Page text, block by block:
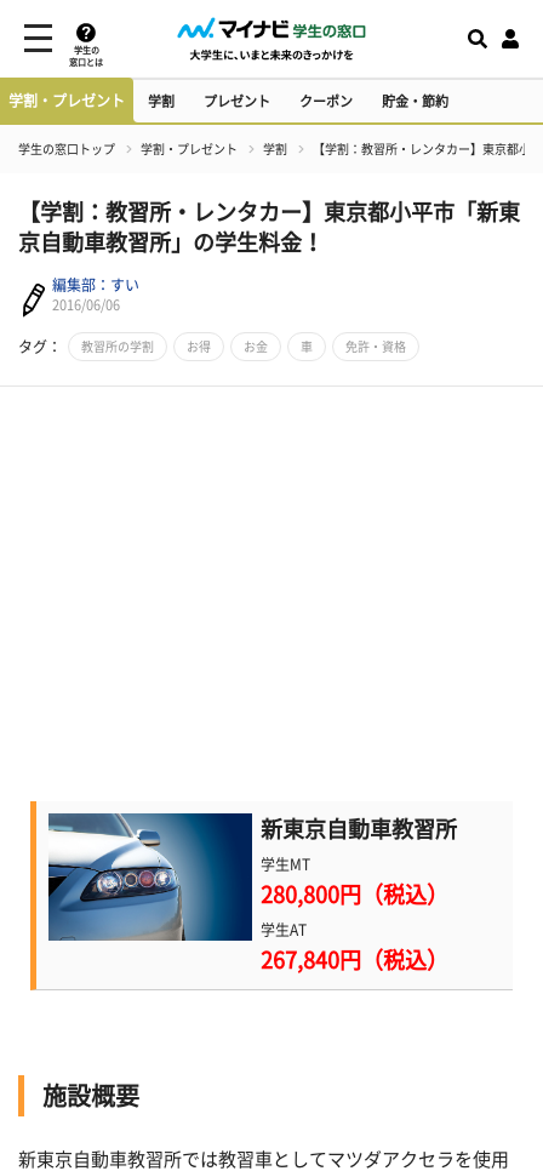
学生の
窓口とは
学割・プレゼント 学割 プレゼント クーポン 貯金・節約
学生の窓口トップ 学割・プレゼント 学割 【学割：教習所・レンタカー】東京都小
【学割：教習所・レンタカー】東京都小平市「新東
京自動車教習所」の学生料金！
編集部：すい
2016/06/06
タグ： 教習所の学割 お得 お金 車 免許・資格
新東京自動車教習所
学生MT
280,800円（税込）
学生AT
267,840円（税込）
施設概要
新東京自動車教習所では教習車としてマツダアクセラを使用